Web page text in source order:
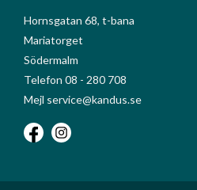
Hornsgatan 68, t-bana
Mariatorget
Södermalm
Telefon 08 - 280 708
Mejl service@kandus.se